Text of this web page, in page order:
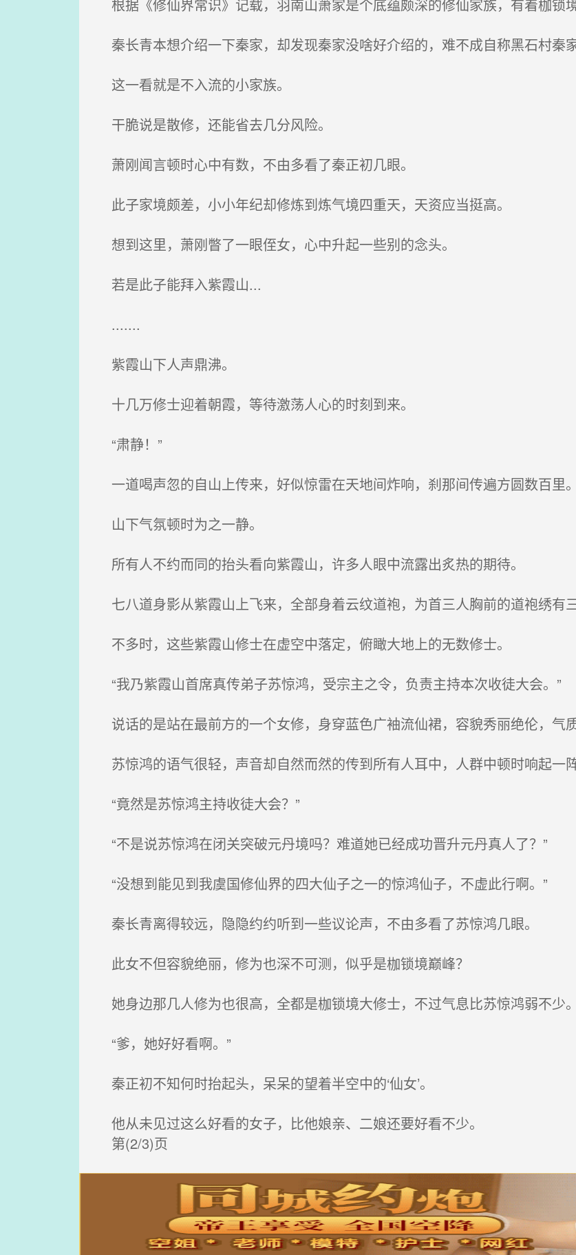
根据《修仙界常识》记载，羽南山萧家是个底蕴颇深的修仙家族，有着枷锁境
秦长青本想介绍一下秦家，却发现秦家没啥好介绍的，难不成自称黑石村秦家
这一看就是不入流的小家族。
干脆说是散修，还能省去几分风险。
萧刚闻言顿时心中有数，不由多看了秦正初几眼。
此子家境颇差，小小年纪却修炼到炼气境四重天，天资应当挺高。
想到这里，萧刚瞥了一眼侄女，心中升起一些别的念头。
若是此子能拜入紫霞山...
.......
紫霞山下人声鼎沸。
十几万修士迎着朝霞，等待激荡人心的时刻到来。
“肃静！”
一道喝声忽的自山上传来，好似惊雷在天地间炸响，刹那间传遍方圆数百里。
山下气氛顿时为之一静。
所有人不约而同的抬头看向紫霞山，许多人眼中流露出炙热的期待。
七八道身影从紫霞山上飞来，全部身着云纹道袍，为首三人胸前的道袍绣有
不多时，这些紫霞山修士在虚空中落定，俯瞰大地上的无数修士。
“我乃紫霞山首席真传弟子苏惊鸿，受宗主之令，负责主持本次收徒大会。”
说话的是站在最前方的一个女修，身穿蓝色广袖流仙裙，容貌秀丽绝伦，气质
苏惊鸿的语气很轻，声音却自然而然的传到所有人耳中，人群中顿时响起一
“竟然是苏惊鸿主持收徒大会？”
“不是说苏惊鸿在闭关突破元丹境吗？难道她已经成功晋升元丹真人了？”
“没想到能见到我虞国修仙界的四大仙子之一的惊鸿仙子，不虚此行啊。”
秦长青离得较远，隐隐约约听到一些议论声，不由多看了苏惊鸿几眼。
此女不但容貌绝丽，修为也深不可测，似乎是枷锁境巅峰？
她身边那几人修为也很高，全都是枷锁境大修士，不过气息比苏惊鸿弱不少。
“爹，她好好看啊。”
秦正初不知何时抬起头，呆呆的望着半空中的‘仙女’。
他从未见过这么好看的女子，比他娘亲、二娘还要好看不少。
第(2/3)页